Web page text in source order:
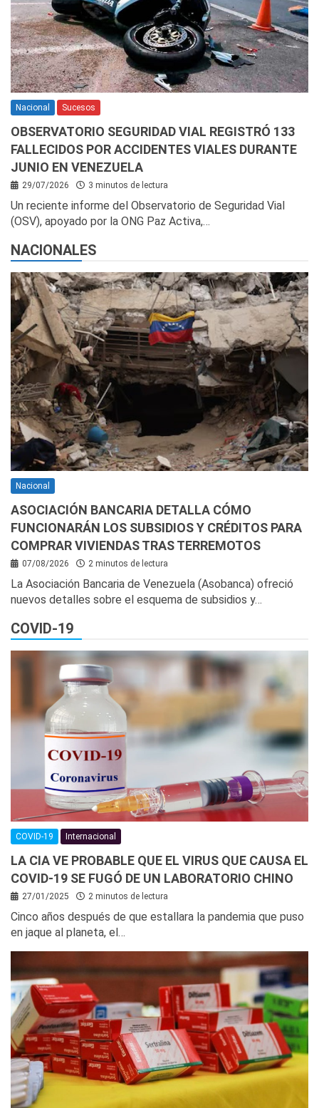
Nacional Sucesos
OBSERVATORIO SEGURIDAD VIAL REGISTRÓ 133
FALLECIDOS POR ACCIDENTES VIALES DURANTE
JUNIO EN VENEZUELA
29/07/2026 3 minutos de lectura
Un reciente informe del Observatorio de Seguridad Vial
(OSV), apoyado por la ONG Paz Activa,…
NACIONALES
Nacional
ASOCIACIÓN BANCARIA DETALLA CÓMO
FUNCIONARÁN LOS SUBSIDIOS Y CRÉDITOS PARA
COMPRAR VIVIENDAS TRAS TERREMOTOS
07/08/2026 2 minutos de lectura
La Asociación Bancaria de Venezuela (Asobanca) ofreció
nuevos detalles sobre el esquema de subsidios y…
COVID-19
COVID-19 Internacional
LA CIA VE PROBABLE QUE EL VIRUS QUE CAUSA EL
COVID-19 SE FUGÓ DE UN LABORATORIO CHINO
27/01/2025 2 minutos de lectura
Cinco años después de que estallara la pandemia que puso
en jaque al planeta, el…